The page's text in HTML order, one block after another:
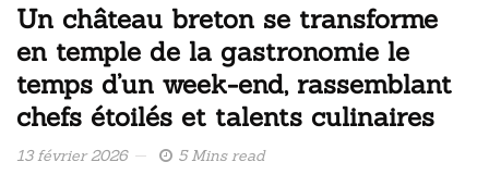
Un château breton se transforme
en temple de la gastronomie le
temps d’un week-end, rassemblant
chefs étoilés et talents culinaires
13 février 2026 5 Mins read